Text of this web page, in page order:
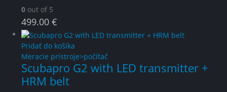
0 out of 5
499.00 €
Pridať do košíka
Meracie prístroje>počítač
Scubapro G2 with LED transmitter +
HRM belt